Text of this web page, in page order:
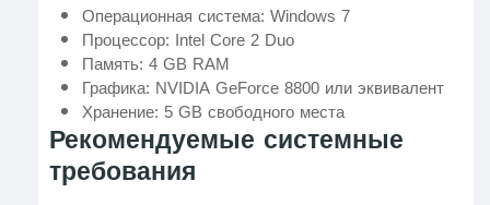
Операционная система: Windows 7
Процессор: Intel Core 2 Duo
Память: 4 GB RAM
Графика: NVIDIA GeForce 8800 или эквивалент
Хранение: 5 GB свободного места
Рекомендуемые системные
требования